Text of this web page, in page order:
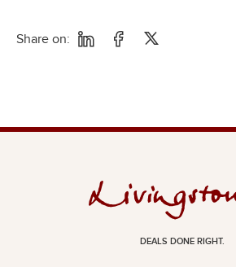
Share on:
DEALS DONE RIGHT.